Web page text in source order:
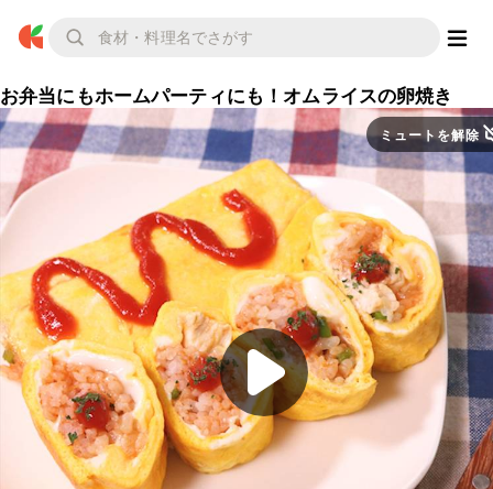
お弁当にもホームパーティにも！オムライスの卵焼き
ミュートを解除